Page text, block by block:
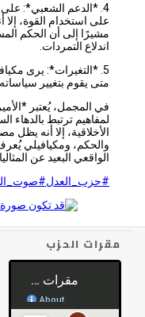
4. *الدعم الشعبي*: على
على استخدام القوة، إلا أنه
مشيرًا إلى أن الحكم المستقر
اندلاع التمردات.
5. *التغيرات*: يرى مكيافيلي
متى يقوم بتغيير سياساته
في المجمل، يُعتبر *الأمير*
لمفاهيم ترتبط بالدهاء
الأخلاقية، إلا أنه يظل مصدرًا
والحكم، ومكيافيلي يُعرف
الواقعي البعيد عن المثاليات.
#حزب_العدل
الحزب